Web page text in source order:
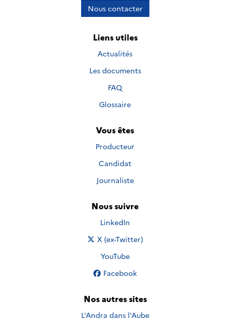
Nous contacter
Liens utiles
Actualités
Les documents
FAQ
Glossaire
Vous êtes
Producteur
Candidat
Journaliste
Nous suivre
Nous suivre sur
LinkedIn
Nous suivre sur
X (ex-Twitter)
Nous suivre sur
YouTube
Nous suivre sur
Facebook
Nos autres sites
L'Andra dans l'Aube